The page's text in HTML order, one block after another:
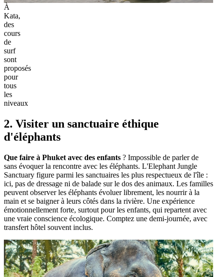
À
Kata,
des
cours
de
surf
sont
proposés
pour
tous
les
niveaux
2. Visiter un sanctuaire éthique
d'éléphants
Que faire à Phuket avec des enfants ? Impossible de parler de
sans évoquer la rencontre avec les éléphants. L'Elephant Jungle
Sanctuary figure parmi les sanctuaires les plus respectueux de l'île :
ici, pas de dressage ni de balade sur le dos des animaux. Les familles
peuvent observer les éléphants évoluer librement, les nourrir à la
main et se baigner à leurs côtés dans la rivière. Une expérience
émotionnellement forte, surtout pour les enfants, qui repartent avec
une vraie conscience écologique. Comptez une demi-journée, avec
transfert hôtel souvent inclus.